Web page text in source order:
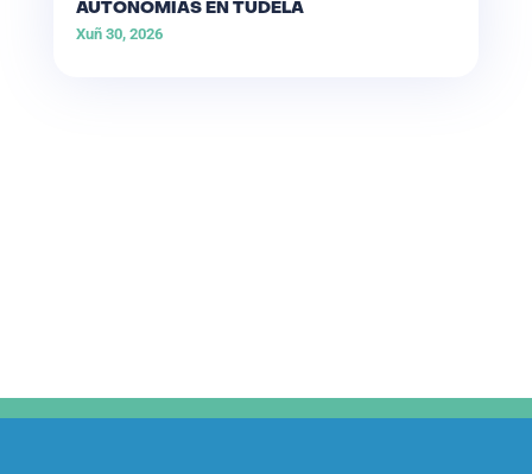
AUTONOMÍAS EN TUDELA
Xuñ 30, 2026